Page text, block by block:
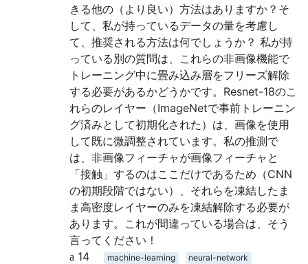
きる他の（より良い）方法はありますか？そ
して、私が持っているデータの量を考慮し
て、推奨される方法は何でしょうか？ 私が持
っている別の質問は、これらの非画像機能で
トレーニング中に畳み込み層をフリーズ解除
する必要があるかどうかです。Resnet-18のこ
れらのレイヤー（ImageNetで事前トレーニン
グ済みとして初期化された）は、画像を使用
して既に微調整されています。私の推測で
は、非画像フィーチャが画像フィーチャと
「接触」するのはここだけであるため（CNN
の初期段階ではない）、それらを凍結したま
ま高密度レイヤーのみを凍結解除する必要が
あります。これが間違っている場合は、そう
言ってください！
14
machine-learning
neural-network